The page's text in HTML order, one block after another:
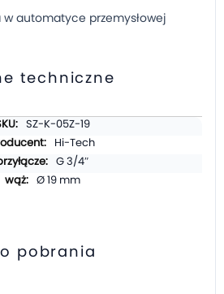
automatyce przemysłowej
techniczne
SZ-K-05Z-19
Hi-Tech
G 3/4″
Ø 19 mm
pobrania